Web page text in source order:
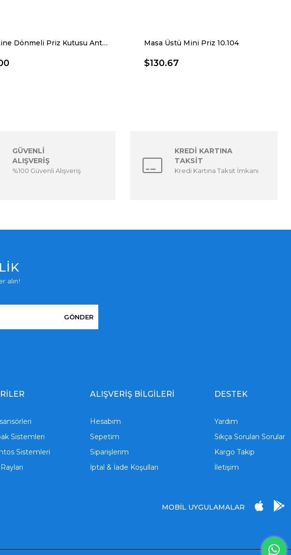
Sole-Line Dönmeli Priz Kutusu Antrasit 10.8500/3 Masa Üstü Mini Priz 10.104
$130.67
GÜVENLİ
ALIŞVERİŞ
%100 Güvenli Alışveriş
KREDİ KARTINA
TAKSİT
Kredi Kartına Taksit İmkanı
alın!
GÖNDER
Sistemleri
Sistemleri
ALIŞVERİŞ BİLGİLERİ
Hesabım
Sepetim
Siparişlerim
İptal & İade Koşulları
DESTEK
Yardım
Sıkça Sorulan Sorular
Kargo Takip
İletişim
MOBİL UYGULAMALAR